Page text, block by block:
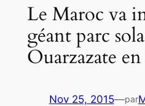
Le Maroc va
géant parc
Ouarzazate
Nov 25, 2015—par